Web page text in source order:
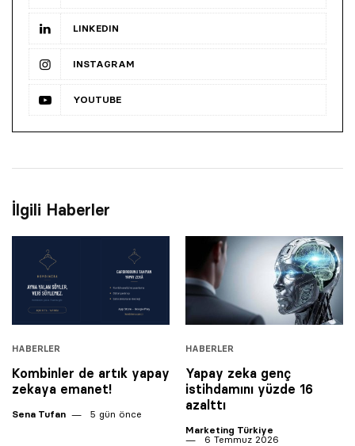
LINKEDIN
INSTAGRAM
YOUTUBE
İlgili Haberler
HABERLER
Kombinler de artık yapay
zekaya emanet!
Sena Tufan 5 gün önce
HABERLER
Yapay zeka genç
istihdamını yüzde 16
azalttı
Marketing Türkiye
6 Temmuz 2026